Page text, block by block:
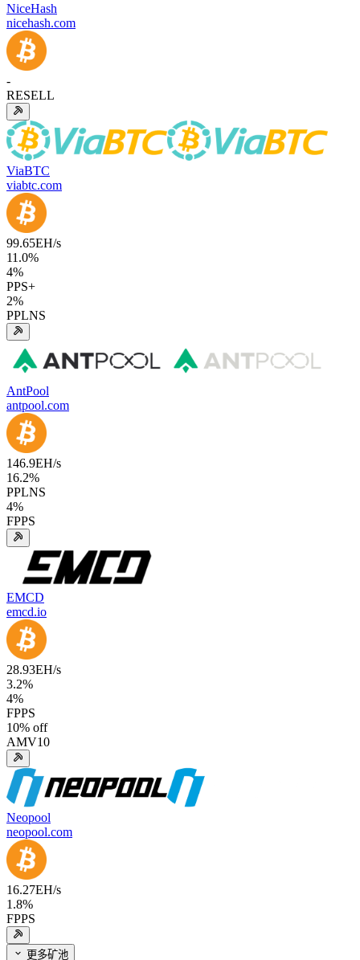
NiceHash
nicehash.com
-
RESELL
ViaBTC
viabtc.com
99.65EH/s
11.0%
4%
PPS+
2%
PPLNS
AntPool
antpool.com
146.9EH/s
16.2%
PPLNS
4%
FPPS
EMCD
emcd.io
28.93EH/s
3.2%
4%
FPPS
10% off
AMV10
Neopool
neopool.com
16.27EH/s
1.8%
FPPS
更多矿池